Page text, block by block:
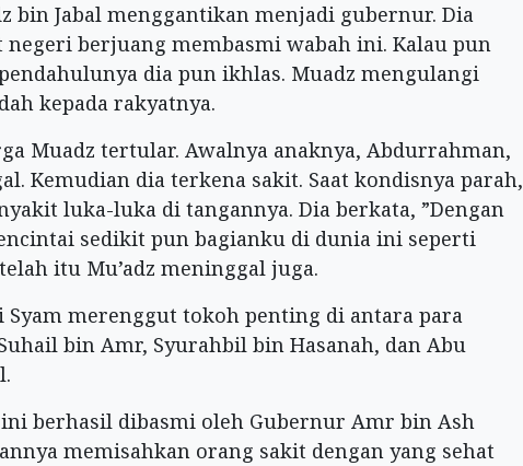
bin Jabal menggantikan menjadi gubernur. Dia
negeri berjuang membasmi wabah ini. Kalau pun
dia pun ikhlas. Muadz mengulangi
kepada rakyatnya.
Muadz tertular. Awalnya anaknya, Abdurrahman,
Kemudian dia terkena sakit. Saat kondisnya parah,
luka-luka di tangannya. Dia berkata, ”Dengan
sedikit pun bagianku di dunia ini seperti
itu Mu’adz meninggal juga.
Syam merenggut tokoh penting di antara para
bin Amr, Syurahbil bin Hasanah, dan Abu
berhasil dibasmi oleh Gubernur Amr bin Ash
memisahkan orang sakit dengan yang sehat